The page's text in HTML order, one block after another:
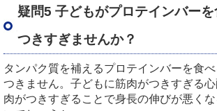
疑問5 子どもがプロテインバー
つきすぎませんか？
タンパク質を補えるプロテインバーを食
つきません。子どもに筋肉がつきすぎる
肉がつきすぎることで身長の伸びが悪く